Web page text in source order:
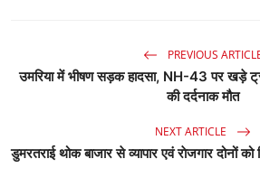
PREVIOUS
उमरिया में भीषण सड़क हादसा, NH-43 पर खड़े
की दर्दनाक मौत
NEXT ARTICLE
डुमरतराई थोक बाजार से व्यापार एवं राेजगार दोनों